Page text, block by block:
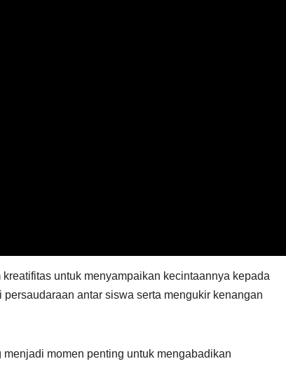
untuk menyampaikan kecintaannya kepada
antar siswa serta mengukir kenangan
momen penting untuk mengabadikan